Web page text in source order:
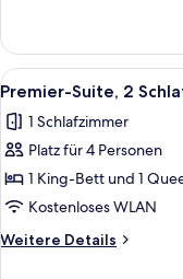
Suite,
2 Schlafzimmer
(Wyndham)
Alle
Fotos
für
Premier-
Suite,
2 Schlafzimmer
(Wyndham,
KLCC
6
Premier-Suite, 2
1 Schlafzimmer
Platz für 4 Personen
1 King-Bett und 1
Kostenloses WLAN
Weitere Details
Weitere